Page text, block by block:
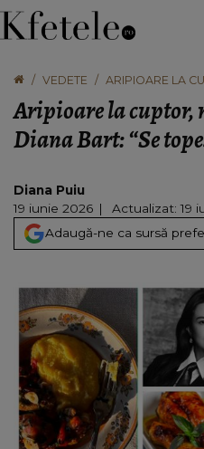
VEDETE
ARIPIOARE LA
Aripioare la cuptor,
Diana Bart: “Se
Diana Puiu
19 iunie 2026
Actualizat: 19
Adaugă-ne ca sursă